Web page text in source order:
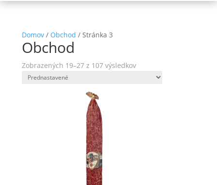
Domov/ Obchod / Stránka 3
Obchod
Zobrazených 19–27 z 107 výsledkov